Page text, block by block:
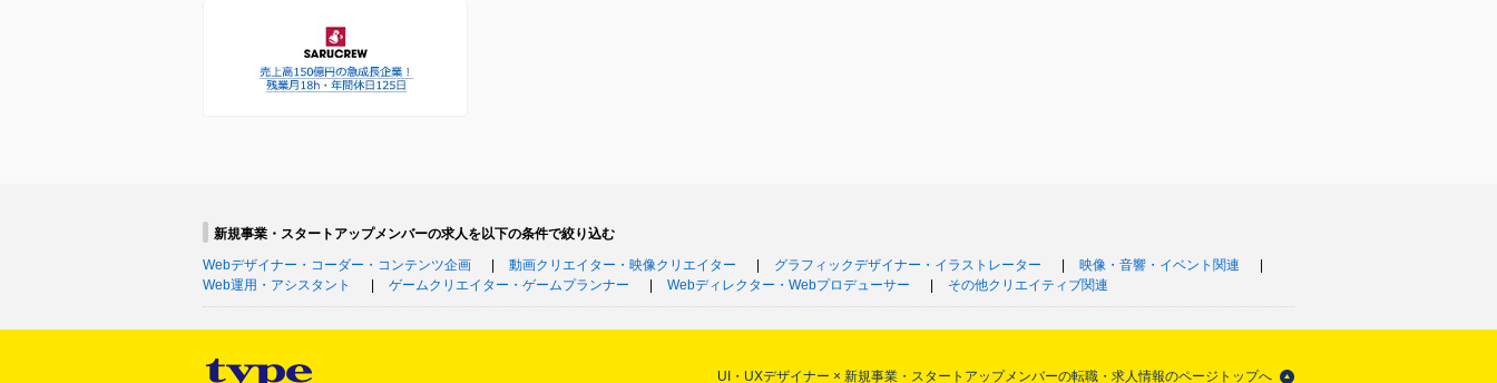
新規事業・スタートアップメンバーの求人を以下の条件で絞り込む
Webデザイナー・コーダー・コンテンツ企画
動画クリエイター・映像クリエイター グラフィックデザイナー・イラストレーター
映像・音響・イベント関連
Web運用・アシスタント
ゲームクリエイター・ゲームプランナー Webディレクター・Webプロデューサー その他クリエイティブ関連
UI・UXデザイナー × 新規事業・スタートアップメンバーの転職・求人情報のページトップへ